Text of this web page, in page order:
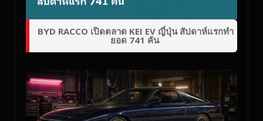
BYD RACCO เปิดตลาด KEI EV ญี่ปุ่น สัปดาห์แรกทำ
ยอด 741 คัน